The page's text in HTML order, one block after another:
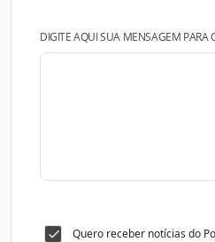
DIGITE AQUI SUA MENSAGEM PARA
Quero receber notícias do